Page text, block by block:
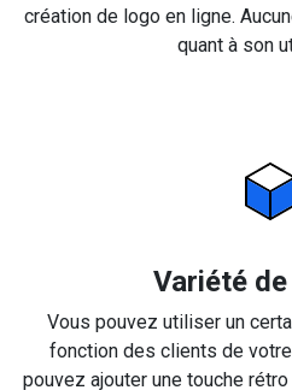
création de logo en ligne.
quant à son
Variété
Vous pouvez utiliser un
fonction des clients de
pouvez ajouter une touche